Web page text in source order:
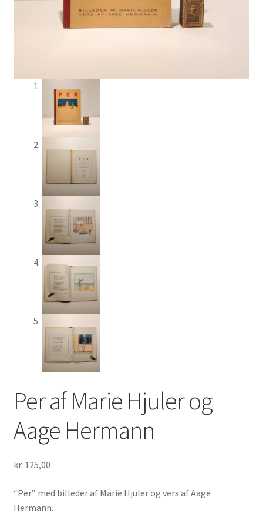
Per af Marie Hjuler og
Aage Hermann
kr. 125,00
“Per” med billeder af Marie Hjuler og vers af Aage
Hermann.